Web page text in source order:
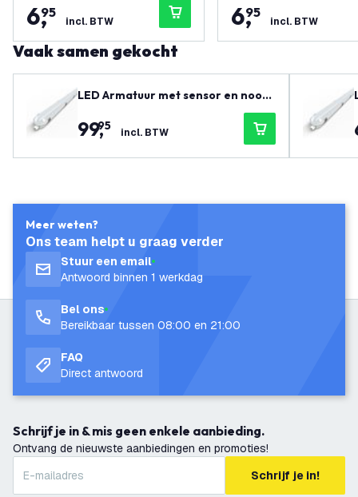
6,
95
incl. BTW 6,
95
incl. BTW
Vaak samen gekocht
LED Armatuur met sensor en nood
verlichting 120cm - 3CCT (4000K /
5000K / 6500K) - IP66 - Powerswit
ch (40W / 34W / 28W / 23W) - 150 l
m/W - Ledvion Driver - 5 jaar gara
99,
95 incl. BTW
Meer weten?
Ons team helpt u graag verder
Stuur een email
Antwoord binnen 1 werkdag
Bel ons
Bereikbaar tussen 08:00 en 21:00
FAQ
Direct antwoord
Schrijf je in & mis geen enkele aanbieding.
Ontvang de nieuwste aanbiedingen en promoties!
Schrijf je in!